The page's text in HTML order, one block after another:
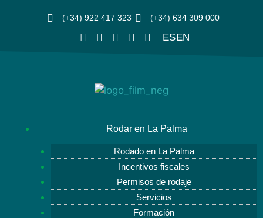
(+34) 922 417 323 (+34) 634 309 000
ESEN
Rodar en La Palma
Rodado en La Palma
Incentivos fiscales
Permisos de rodaje
Servicios
Formación